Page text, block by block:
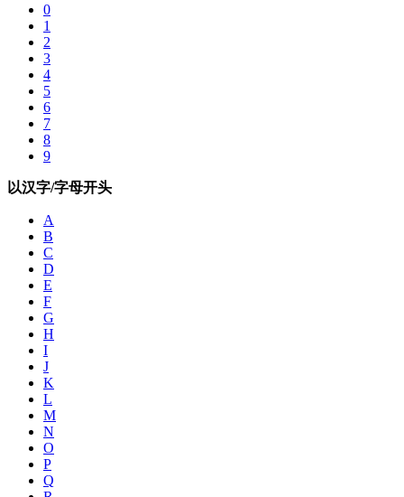
0
1
2
3
4
5
6
7
8
9
以汉字/字母开头
A
B
C
D
E
F
G
H
I
J
K
L
M
N
O
P
Q